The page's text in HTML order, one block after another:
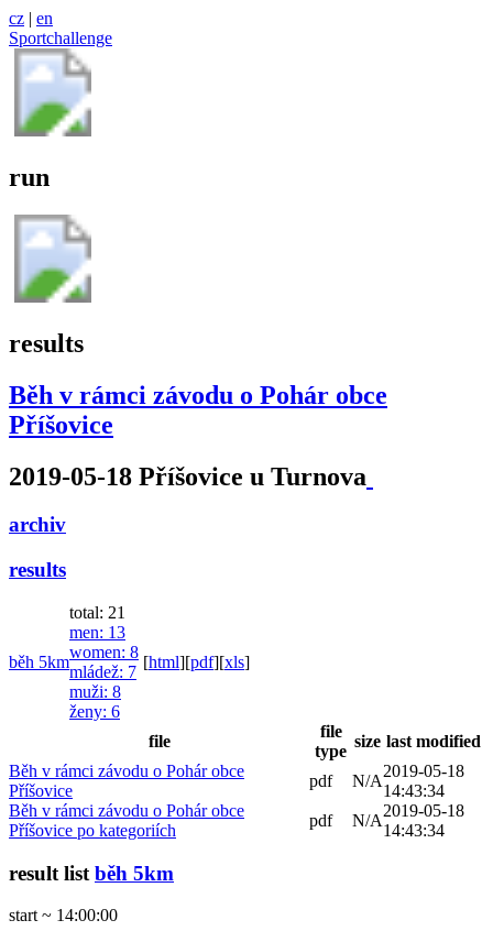
cz | en
Sportchallenge
run
results
Běh v rámci závodu o Pohár obce
Příšovice
2019-05-18 Příšovice u Turnova
archiv
results
běh 5km
total: 21
men: 13
women: 8
mládež: 7
muži: 8
ženy: 6
[html][pdf][xls]
file
file
type
size last modified
Běh v rámci závodu o Pohár obce
Příšovice
pdf N/A
2019-05-18
14:43:34
Běh v rámci závodu o Pohár obce
Příšovice po kategoriích
pdf N/A
2019-05-18
14:43:34
result list běh 5km
start ~ 14:00:00